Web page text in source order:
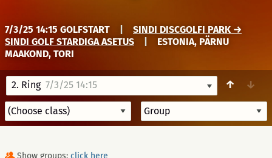
7/3/25 14:15 GOLFSTART
SINDI DISCGOLFI PARK →
SINDI GOLF STARDIGA ASETUS
ESTONIA, PÄRNU
MAAKOND, TORI
2. Ring7/3/25 14:15 ↑ ↓
Show groups: click here